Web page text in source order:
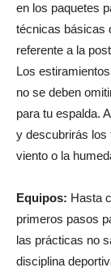
en los paquetes
técnicas básicas
referente a la
Los
no se deben
para tu espalda.
y descubrirás los
viento o la
Equipos: Hasta
primeros pasos
las prácticas no
disciplina